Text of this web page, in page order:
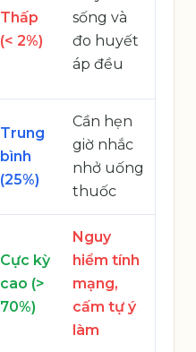
Thấp
(< 2%)
sống và
đo huyết
áp đều
Trung
bình
(25%)
Cần hẹn
giờ nhắc
nhở uống
thuốc
Cực kỳ
cao (>
70%)
Nguy
hiểm tính
mạng,
cấm tự ý
làm